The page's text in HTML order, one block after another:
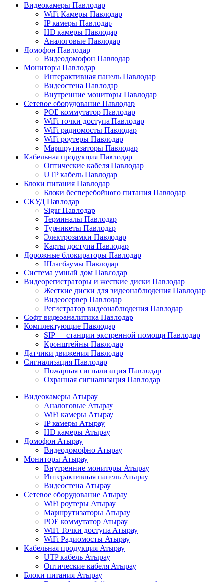
Видеокамеры Павлодар
WiFi Камеры Павлодар
IP камеры Павлодар
HD камеры Павлодар
Аналоговые Павлодар
Домофон Павлодар
Видеодомофон Павлодар
Мониторы Павлодар
Интерактивная панель Павлодар
Видеостена Павлодар
Внутренние мониторы Павлодар
Сетевое оборудование Павлодар
POE коммутатор Павлодар
WiFi точки доступа Павлодар
WiFi радиомосты Павлодар
WiFi роутеры Павлодар
Маршрутизаторы Павлодар
Кабельная продукция Павлодар
Оптические кабеля Павлодар
UTP кабель Павлодар
Блоки питания Павлодар
Блоки бесперебойного питания Павлодар
СКУД Павлодар
Sigur Павлодар
Терминалы Павлодар
Турникеты Павлодар
Электрозамки Павлодар
Карты доступа Павлодар
Дорожные блокираторы Павлодар
Шлагбаумы Павлодар
Система умный дом Павлодар
Видеорегистраторы и жесткие диски Павлодар
Жесткие диски для видеонаблюдения Павлодар
Видеосервер Павлодар
Регистратор видеонаблюдения Павлодар
Софт видеоаналитика Павлодар
Комплектующие Павлодар
SIP — станции экстренной помощи Павлодар
Кронштейны Павлодар
Датчики движения Павлодар
Сигнализация Павлодар
Пожарная сигнализация Павлодар
Охранная сигнализация Павлодар
Видеокамеры Атырау
Аналоговые Атырау
WiFi камеры Атырау
IP камеры Атырау
HD камеры Атырау
Домофон Атырау
Видеодомофно Атырау
Мониторы Атырау
Внутренние мониторы Атырау
Интерактивная панель Атырау
Видеостена Атырау
Сетевое оборудование Атырау
WiFi роутеры Атырау
Маршрутизаторы Атырау
POE коммутатор Атырау
WiFi Точки доступа Атырау
WiFi Радиомосты Атырау
Кабельная продукция Атырау
UTP кабель Атырау
Оптические кабеля Атырау
Блоки питания Атырау